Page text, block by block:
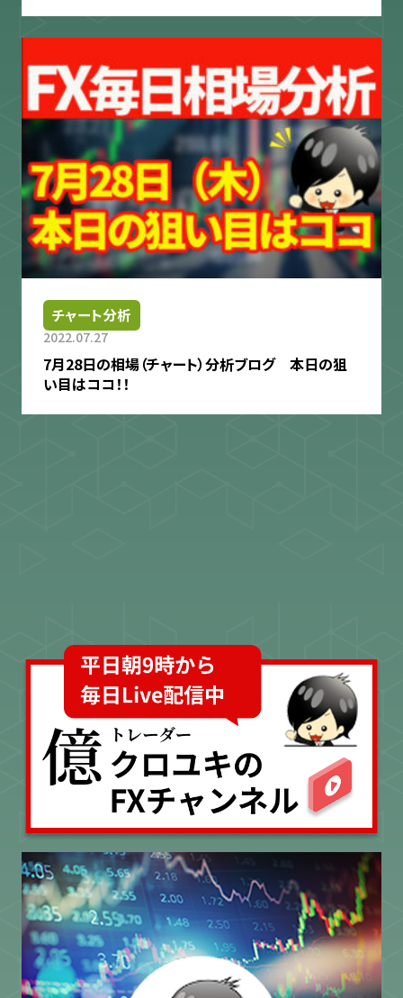
チャート分析
2022.07.27
7月28日の相場（チャート）分析ブログ 本日の狙
い目はココ！！